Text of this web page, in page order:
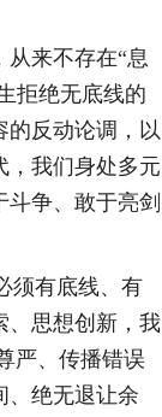
来不存在“息
拒绝无底线的
的反动论调，以
，我们身处多元
争、敢于亮剑
须有底线、有
、思想创新，我
严、传播错误
、绝无退让余